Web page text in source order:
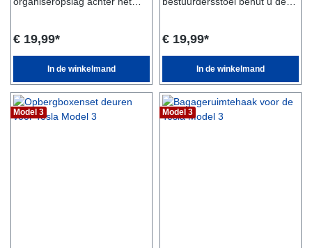
een bril.Het is zeer eenvoudig
ruimte en is goed verborgen
organiser storage achter het
displayGeschikt voor: - Tesla
€ 19,99*
In de winkelmand
worden bevestigd met
bijvoorbeeld gemakkelijk een
binnen
handbereik.Leveringsomvang:
€ 19,99*
In de winkelmand
Model 3 Model 3